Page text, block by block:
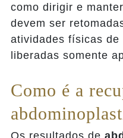
como dirigir e
devem ser
atividades físicas de
liberadas somente
Como é a
Os resultados de